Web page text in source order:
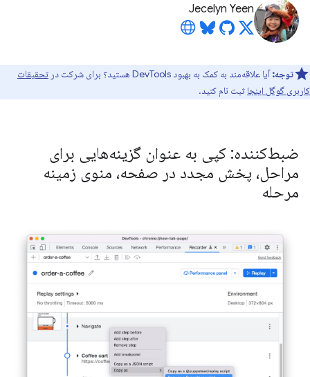
Jecelyn Yeen
توجه:آیا علاقه‌مند به کمک به بهبود DevTools هستید؟ برای شرکت در
تحقیقات
کاربری گوگل اینجا ثبت نام کنید.
ضبط‌کننده: کپی به عنوان گزینه‌هایی برای
مراحل، پخش مجدد در صفحه، منوی زمینه
مرحله